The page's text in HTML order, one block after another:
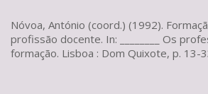
​Nóvoa, António (coord.) (1992).
profissão docente. In: ________ Os
formação. Lisboa : Dom Quixote, p. 13-